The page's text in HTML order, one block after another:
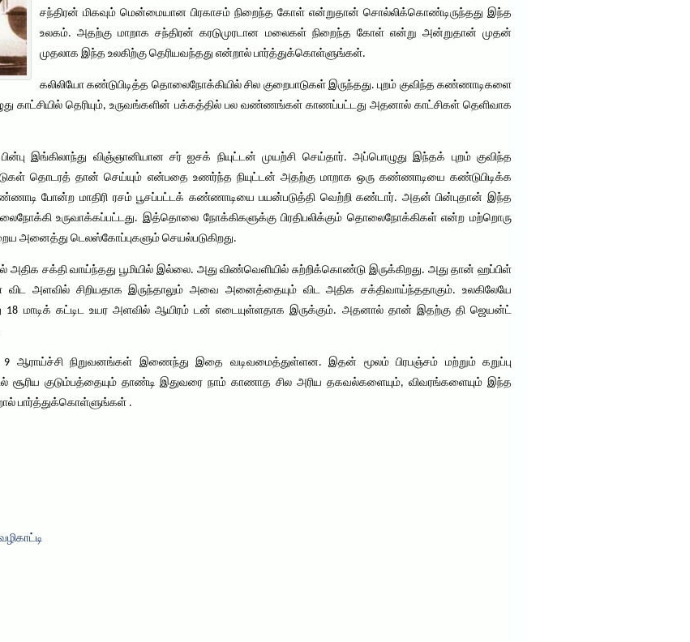
சந்திரன் மிகவும் மென்மையான பிரகாசம் நிறைந்த கோள் என்றுதான் சொல்லிக்கொண்டிருந்தது இந்த
உலகம். அதற்கு மாறாக சந்திரன் கரடுமுரடான மலைகள் நிறைந்த கோள் என்று அன்றுதான் முதன்
முதலாக இந்த உலகிற்கு தெரியவந்தது என்றால் பார்த்துக்கொள்ளுங்கள்.
கலிலியோ கண்டுபிடித்த தொலைநோக்கியில் சில குறைபாடுகள் இருந்தது. புறம் குவிந்த கண்ணாடிகளை
காட்சியில் தெரியும், உருவங்களின் பக்கத்தில் பல வண்ணங்கள் காணப்பட்டது அதனால் காட்சிகள் தெளிவாக
இங்கிலாந்து விஞ்ஞானியான சர் ஐசக் நியுட்டன் முயற்சி செய்தார். அப்பொழுது இந்தக் புறம் குவிந்த
தொடரத் தான் செய்யும் என்பதை உணர்ந்த நியுட்டன் அதற்கு மாறாக ஒரு கண்ணாடியை கண்டுபிடிக்க
போன்ற மாதிரி ரசம் பூசப்பட்டக் கண்ணாடியை பயன்படுத்தி வெற்றி கண்டார். அதன் பின்புதான் இந்த
உருவாக்கப்பட்டது. இத்தொலை நோக்கிகளுக்கு பிரதிபலிக்கும் தொலைநோக்கிகள் என்ற மற்றொரு
அனைத்து டெலஸ்கோப்புகளும் செயல்படுகிறது.
அதிக சக்தி வாய்ந்தது பூமியில் இல்லை. அது விண்வெளியில் சுற்றிக்கொண்டு இருக்கிறது. அது தான் ஹப்பிள்
அளவில் சிறியதாக இருந்தாலும் அவை அனைத்தையும் விட அதிக சக்திவாய்ந்ததாகும். உலகிலேயே
மாடிக் கட்டிட உயர அளவில் ஆயிரம் டன் எடையுள்ளதாக இருக்கும். அதனால் தான் இதற்கு தி ஜெயன்ட்
ஆராய்ச்சி நிறுவனங்கள் இணைந்து இதை வடிவமைத்துள்ளன. இதன் மூலம் பிரபஞ்சம் மற்றும் கறுப்பு
சூரிய குடும்பத்தையும் தாண்டி இதுவரை நாம் காணாத சில அரிய தகவல்களையும், விவரங்களையும் இந்த
பார்த்துக்கொள்ளுங்கள் .